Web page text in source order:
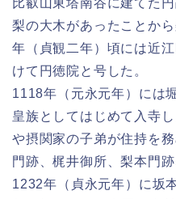
比叡山東塔南谷に建てた
梨の大木があったことか
年（貞観二年）頃には近
けて円徳院と号した。
1118年（元永元年）には
皇族としてはじめて入寺
や摂関家の子弟が住持を
門跡、梶井御所、梨本門跡
1232年（貞永元年）に坂